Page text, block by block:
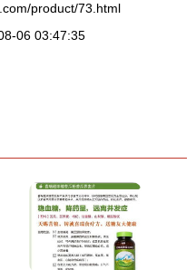
product/73.html
06 03:47:35